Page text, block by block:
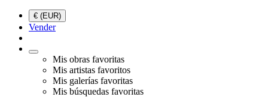
€ (EUR)
Vender
Mis obras favoritas
Mis artistas favoritos
Mis galerías favoritas
Mis búsquedas favoritas